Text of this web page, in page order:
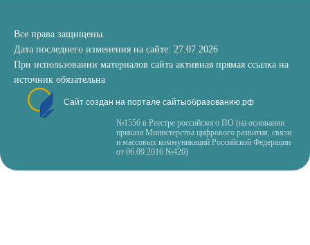
Все права защищены.
Дата последнего изменения на сайте: 27.07.2026
При использовании материалов сайта активная прямая ссылка на
источник обязательна
Сайт создан на портале сайтыобразованию.рф
№1556 в Реестре российского ПО (на основании
приказа Министерства цифрового развития, связи
и массовых коммуникаций Российской Федерации
от 06.09.2016 №426)